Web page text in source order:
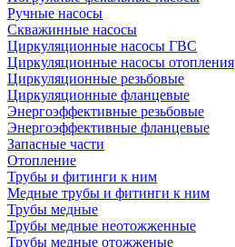
Ручные насосы
Скважинные насосы
Циркуляционные насосы ГВС
Циркуляционные насосы отопления
Циркуляционные резьбовые
Циркуляционные фланцевые
Энергоэффективные резьбовые
Энергоэффективные фланцевые
Запасные части
Отопление
Трубы и фитинги к ним
Медные трубы и фитинги к ним
Трубы медные
Трубы медные неотожженные
Трубы медные отожженые